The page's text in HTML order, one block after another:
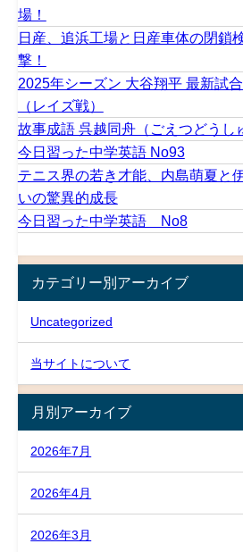
場！
日産、追浜工場と日産車体の閉鎖
撃！
2025年シーズン 大谷翔平 最新試
（レイズ戦）
故事成語 呉越同舟（ごえつどうし
今日習った中学英語 No93
テニス界の若き才能、内島萌夏と
いの驚異的成長
今日習った中学英語 No8
カテゴリー別アーカイブ
Uncategorized
当サイトについて
月別アーカイブ
2026年7月
2026年4月
2026年3月